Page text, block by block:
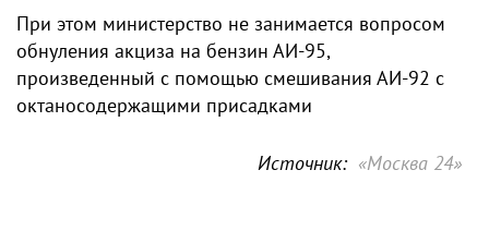
При этом министерство не занимается вопросом
обнуления акциза на бензин АИ-95,
произведенный с помощью смешивания АИ-92 с
октаносодержащими присадками
Источник: «Москва 24»